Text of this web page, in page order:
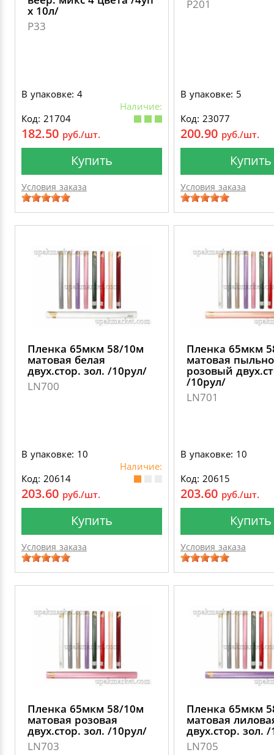
х 10л/
P33
В упаковке: 4
Наличие:
Код: 21704
182.50 руб./шт.
Купить
Условия заказа
P201
В упаковке: 5
Код: 23077
200.90 руб./шт.
Купить
Условия заказа
Пленка 65мкм 58/10м
матовая белая
двух.стор. зол. /10рул/
LN700
В упаковке: 10
Наличие:
Код: 20614
203.60 руб./шт.
Купить
Условия заказа
Пленка 65мкм
матовая
розовый
/10рул/
LN701
В упаковке: 10
Код: 20615
203.60 руб./шт.
Купить
Условия заказа
Пленка 65мкм 58/10м
матовая розовая
двух.стор. зол. /10рул/
LN703
Пленка 65мкм
матовая
двух.стор. зол.
LN705